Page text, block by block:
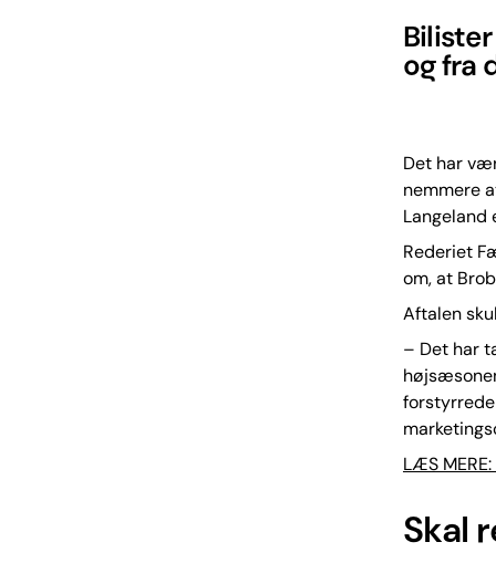
og fra
Det har
nemmere
Langeland
Rederiet
om, at
Aftalen
– Det har
LÆS
Skal